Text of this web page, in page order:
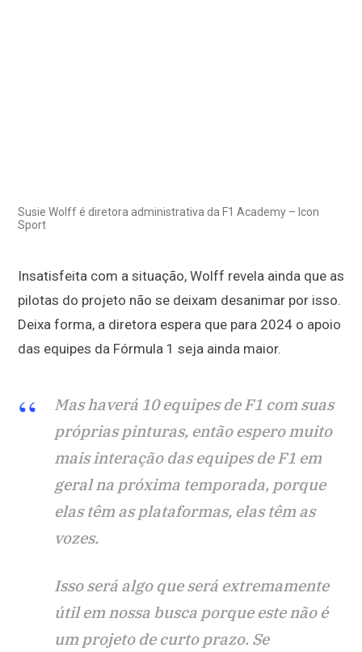
Susie Wolff é diretora administrativa da F1 Academy – Icon
Sport
Insatisfeita com a situação, Wolff revela ainda que as
pilotas do projeto não se deixam desanimar por isso.
Deixa forma, a diretora espera que para 2024 o apoio
das equipes da Fórmula 1 seja ainda maior.
Mas haverá 10 equipes de F1 com suas
próprias pinturas, então espero muito
mais interação das equipes de F1 em
geral na próxima temporada, porque
elas têm as plataformas, elas têm as
vozes.
Isso será algo que será extremamente
útil em nossa busca porque este não é
um projeto de curto prazo. Se